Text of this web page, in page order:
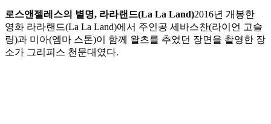
로스앤젤레스의 별명, 라라랜드(La La Land)2016년 개봉한
영화 라라랜드(La La Land)에서 주인공 세바스찬(라이언 고슬
링)과 미아(엠마 스톤)이 함께 왈츠를 추었던 장면을 촬영한 장
소가 그리피스 천문대였다.